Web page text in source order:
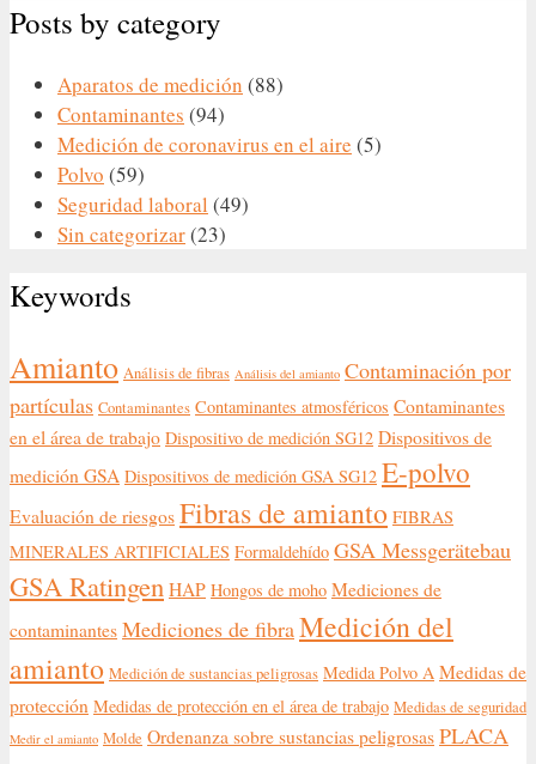
Posts by category
Aparatos de medición (88)
Contaminantes (94)
Medición de coronavirus en el aire (5)
Polvo (59)
Seguridad laboral (49)
Sin categorizar(23)
Keywords
Amianto Análisis de fibras Análisis del amianto Contaminación por
partículas Contaminantes Contaminantes atmosféricos Contaminantes
en el área de trabajo Dispositivo de medición SG12 Dispositivos de
medición GSA Dispositivos de medición GSA SG12 E-polvo
Evaluación de riesgosFibras de amianto FIBRAS
MINERALES ARTIFICIALES Formaldehído GSA Messgerätebau
GSA RatingenHAP Hongos de moho Mediciones de
contaminantesMediciones de fibraMedición del
amianto Medición de sustancias peligrosas Medida Polvo A Medidas de
protección Medidas de protección en el área de trabajo Medidas de seguridad
Medir el amianto Molde Ordenanza sobre sustancias peligrosasPLACA